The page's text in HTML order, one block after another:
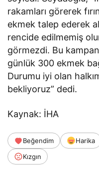
rakamları görerek
ekmek talep ederek
rencide edilmemiş
görmezdi. Bu
günlük 300 ekmek
Durumu iyi olan
bekliyoruz” dedi.
Kaynak: İHA
Beğendim Harika
Kızgın